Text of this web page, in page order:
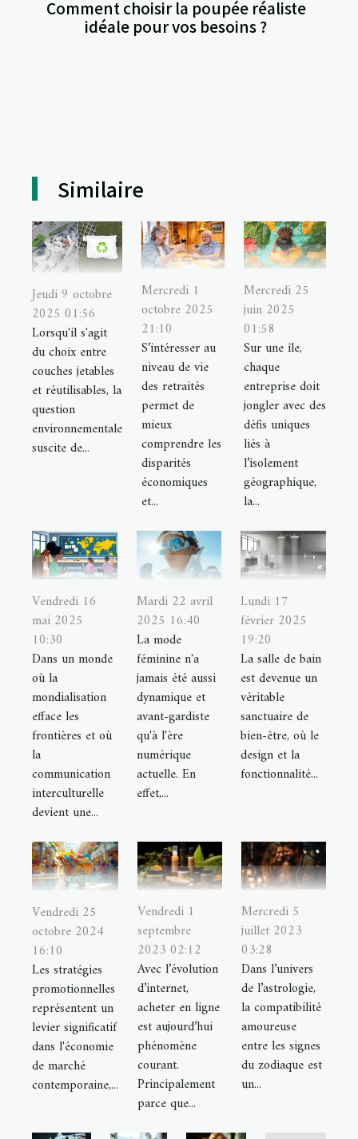
Comment choisir la poupée réaliste
idéale pour vos besoins ?
Similaire
Jeudi 9 octobre
2025 01:56
Lorsqu'il s'agit
du choix entre
couches jetables
et réutilisables, la
question
environnementale
suscite de...
Mercredi 1
octobre 2025
21:10
S’intéresser au
niveau de vie
des retraités
permet de
mieux
comprendre les
disparités
économiques
et...
Mercredi 25
juin 2025
01:58
Sur une île,
chaque
entreprise doit
jongler avec des
défis uniques
liés à
l’isolement
géographique,
la...
Vendredi 16
mai 2025
10:30
Dans un monde
où la
mondialisation
efface les
frontières et où
la
communication
interculturelle
devient une...
Mardi 22 avril
2025 16:40
La mode
féminine n'a
jamais été aussi
dynamique et
avant-gardiste
qu'à l'ère
numérique
actuelle. En
effet,...
Lundi 17
février 2025
19:20
La salle de bain
est devenue un
véritable
sanctuaire de
bien-être, où le
design et la
fonctionnalité...
Vendredi 25
octobre 2024
16:10
Les stratégies
promotionnelles
représentent un
levier significatif
dans l'économie
de marché
contemporaine,...
Vendredi 1
septembre
2023 02:12
Avec l’évolution
d’internet,
acheter en ligne
est aujourd’hui
phénomène
courant.
Principalement
parce que...
Mercredi 5
juillet 2023
03:28
Dans l’univers
de l’astrologie,
la compatibilité
amoureuse
entre les signes
du zodiaque est
un...